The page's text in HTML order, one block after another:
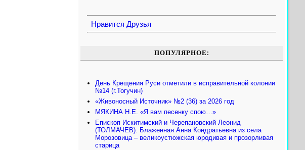
Нравится Друзья
ПОПУЛЯРНОЕ:
День Крещения Руси отметили в исправительной колонии
№14 (г.Тогучин)
«Живоносный Источник» №2 (36) за 2026 год
МЯКИНА Н.Е. «Я вам песенку спою…»
Епископ Искитимский и Черепановский Леонид
(ТОЛМАЧЕВ). Блаженная Анна Кондратьевна из села
Морозовица – великоустюжская юродивая и прозорливая
старица